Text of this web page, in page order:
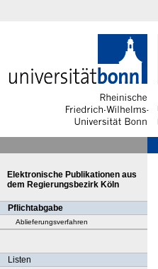
Elektronische Publikationen aus
dem Regierungsbezirk Köln
Pflichtabgabe
Ablieferungsverfahren
Listen